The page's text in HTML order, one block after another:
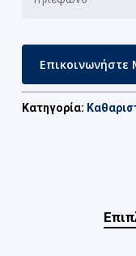
Κατηγορία: